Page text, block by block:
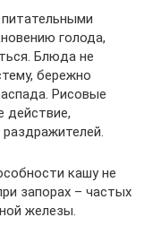
голода,
Блюда не
бережно
Рисовые
действие,
кашу не
запорах – частых
железы.